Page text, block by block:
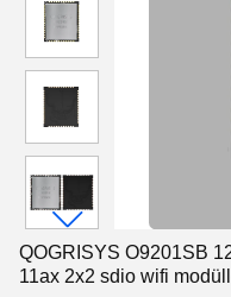
QOGRISYS O9201SB
11ax 2x2 sdio wifi